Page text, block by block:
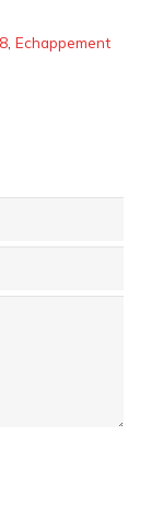
Echappement